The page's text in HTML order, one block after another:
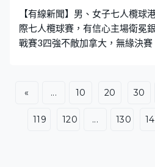
【有線新聞】男、女子七人欖球
際七人欖球賽，有信心主場衛冕
戰賽3四強不敵加拿大，無緣決賽
功晉身下一步，有一點控制不到
誤。」 收拾心情，備戰銀劍賽，
及日本，房傑鋒說有信心。「我
« ... 10 20 30
119 120 ... 130